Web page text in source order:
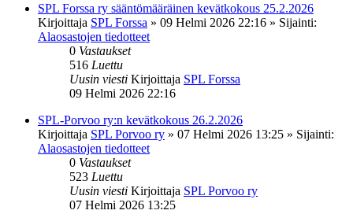
SPL Forssa ry sääntömääräinen kevätkokous 25.2.2026
Kirjoittaja SPL Forssa » 09 Helmi 2026 22:16 » Sijainti:
Alaosastojen tiedotteet
0 Vastaukset
516 Luettu
Uusin viesti Kirjoittaja SPL Forssa
09 Helmi 2026 22:16
SPL-Porvoo ry:n kevätkokous 26.2.2026
Kirjoittaja SPL Porvoo ry » 07 Helmi 2026 13:25 » Sijainti:
Alaosastojen tiedotteet
0 Vastaukset
523 Luettu
Uusin viesti Kirjoittaja SPL Porvoo ry
07 Helmi 2026 13:25